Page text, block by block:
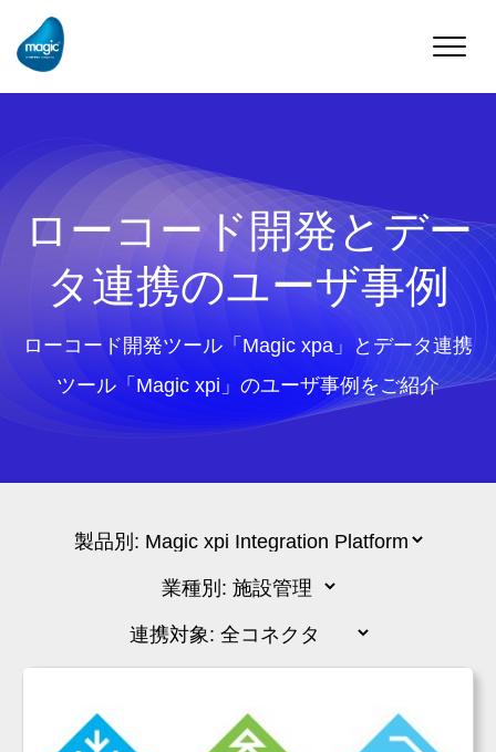
Toggle
ローコード開発とデー
タ連携のユーザ事例
ローコード開発ツール「Magic xpa」とデータ連携
ツール「Magic xpi」のユーザ事例をご紹介